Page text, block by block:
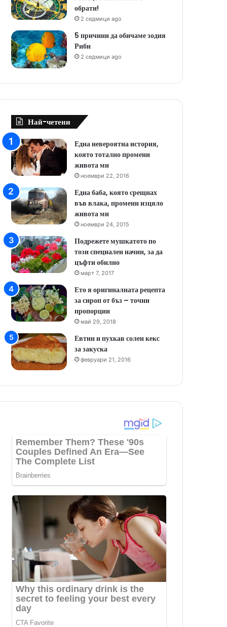
обрати!
2 седмици ago
5 причини да обичаме зодия
Риби
2 седмици ago
Най-четени
Една невероятна история,
която тотално промени
живота ми
ноември 22, 2016
Една баба, която срещнах
във влака, промени изцяло
живота ми
ноември 24, 2015
Подрежете мушкатото по
този специален начин, за да
цъфти обилно
март 7, 2017
Ето я оригиналната рецепта
за сироп от бъз – точни
пропорции
май 29, 2018
Евтин и пухкав солен кекс
за закуска
февруари 21, 2016